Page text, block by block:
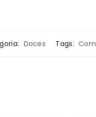
Doces Tags: